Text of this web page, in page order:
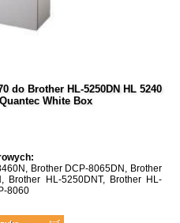
do Brother HL-5250DN HL 5240
White Box
Brother DCP-8065DN, Brother
Brother HL-5250DNT, Brother HL-
8060